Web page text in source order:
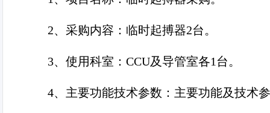
2、 采购内容：临时起搏器2台。
3、 使用科室： CCU及导管室各1台。
4、 主要功能技术参数：主要功能及技术